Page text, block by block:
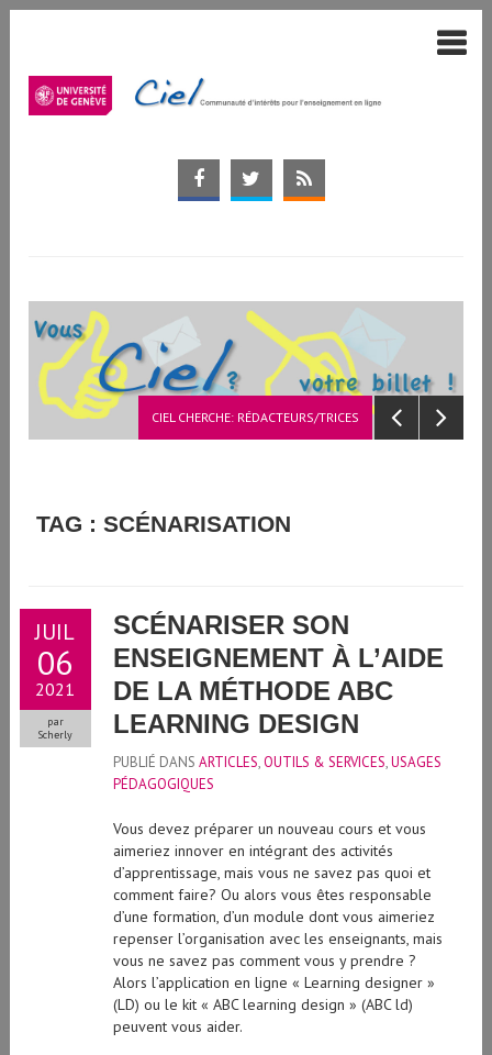
GUIDE D'UTILISATION DE L'INTELLIGENCE ARTIFICIELLE
TAG : SCÉNARISATION
JUIL
06
2021
par
Scherly
SCÉNARISER SON
ENSEIGNEMENT À L’AIDE
DE LA MÉTHODE ABC
LEARNING DESIGN
PUBLIÉ DANS ARTICLES OUTILS & SERVICES USAGES
PÉDAGOGIQUES
Vous devez préparer un nouveau cours et vous
aimeriez innover en intégrant des activités
d’apprentissage, mais vous ne savez pas quoi et
comment faire? Ou alors vous êtes responsable
d’une formation, d’un module dont vous aimeriez
repenser l’organisation avec les enseignants, mais
vous ne savez pas comment vous y prendre ?
Alors l’application en ligne « Learning designer »
(LD) ou le kit « ABC learning design » (ABC ld)
peuvent vous aider.